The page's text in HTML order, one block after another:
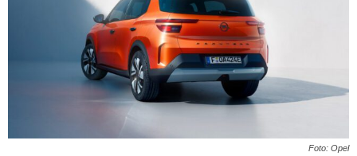
Foto: Opel